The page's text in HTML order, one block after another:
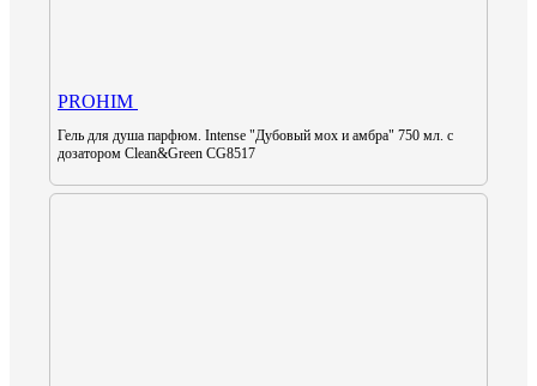
PROHIM
Гель для душа парфюм. Intense "Дубовый мох и амбра" 750 мл. с
дозатором Clean&Green CG8517